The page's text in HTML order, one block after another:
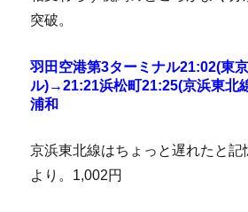
突破。
羽田空港第3ターミナル21:02(東
ル)→21:21浜松町21:25(京浜東北
浦和
京浜東北線はちょっと遅れたと記
より。1,002円